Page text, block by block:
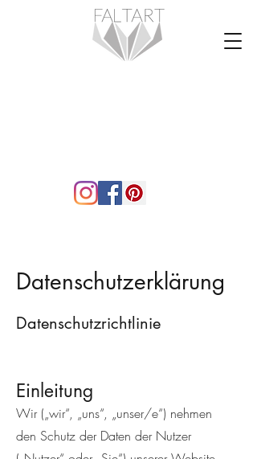
Datenschutzerklärung
Datenschutzrichtlinie
Einleitung
Wir („wir“, „uns“, „unser/e“) nehmen
den Schutz der Daten der Nutzer